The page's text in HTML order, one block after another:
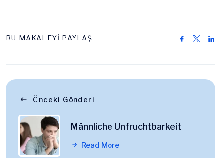
BU MAKALEYİ PAYLAŞ
Önceki Gönderi
Männliche Unfruchtbarkeit
Read More